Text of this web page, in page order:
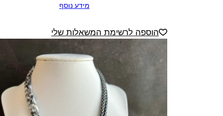
מידע נוסף
הוספה לרשימת המשאלות שלי